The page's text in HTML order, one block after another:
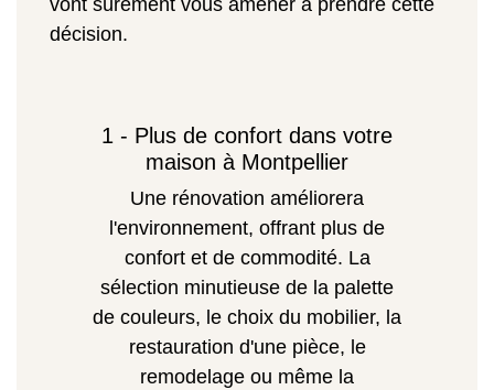
vont sûrement vous amener à prendre cette
décision.
1 - Plus de confort dans votre
maison à Montpellier
Une rénovation améliorera
l'environnement, offrant plus de
confort et de commodité. La
sélection minutieuse de la palette
de couleurs, le choix du mobilier, la
restauration d'une pièce, le
remodelage ou même la